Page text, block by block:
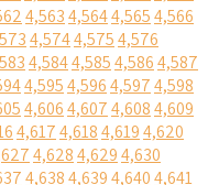
4,5634,5644,5654,566
4,5744,5754,576
4,5844,5854,5864,587
4,5954,5964,5974,598
4,6064,6074,6084,609
4,6174,6184,6194,620
4,6284,6294,630
4,6384,6394,6404,641